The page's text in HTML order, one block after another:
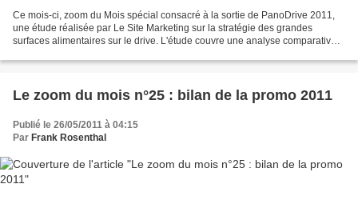
Ce mois-ci, zoom du Mois spécial consacré à la sortie de PanoDrive 2011,
une étude réalisée par Le Site Marketing sur la stratégie des grandes
surfaces alimentaires sur le drive. L'étude couvre une analyse comparative
Le zoom du mois n°25 : bilan de la promo 2011
Publié le 26/05/2011 à 04:15
Par Frank Rosenthal